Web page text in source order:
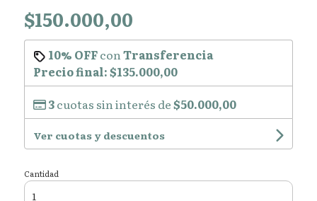
$150.000,00
10% OFFcon Transferencia
Precio final:$135.000,00
3cuotas sin interés de$50.000,00
Ver cuotas y descuentos
Cantidad